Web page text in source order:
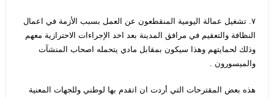
٧. تشغيل عمالة اليومية المنقطعون عن العمل بسبب الأزمة في اعمال
النظافة والتعقيم في مرافق المدينة بعد اخد الإجراءات الاحترازية معهم
وذلك لحمايتهم وهذا سيكون بمقابل مادي يتحمله اصحاب المنشآت
والميسورون .
هذه بعض المقترحات التي أردت ان اتقدم بها لوطني وللجهات المعنية